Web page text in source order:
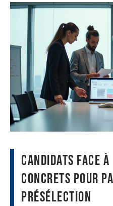
Candidats face
concrets pour
présélection